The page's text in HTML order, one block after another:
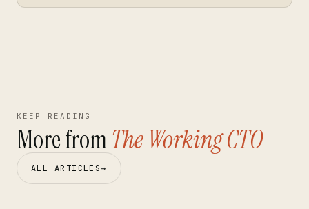
KEEP READING
More fromThe Working CTO
ALL ARTICLES→